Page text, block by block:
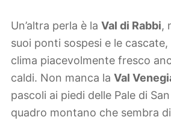
Un’altra perla è la Val di Rabbi,
suoi ponti sospesi e le
clima piacevolmente fresco
caldi. Non manca la Val
pascoli ai piedi delle Pale di
quadro montano che sembra